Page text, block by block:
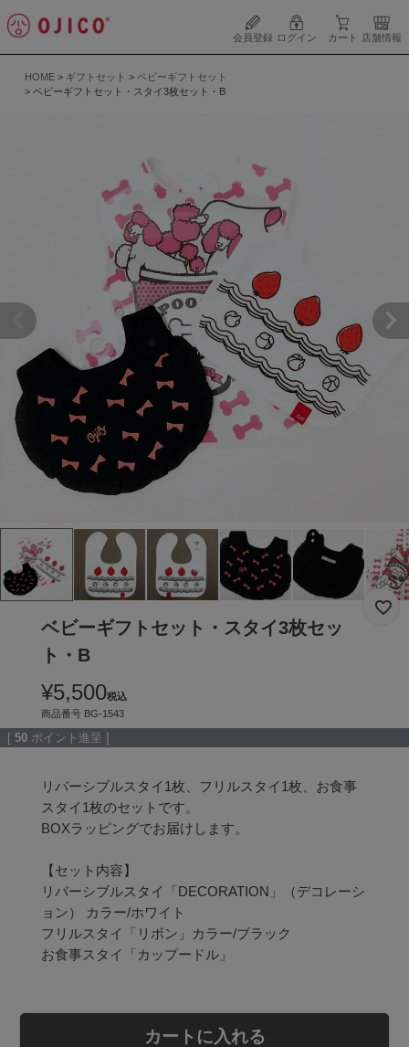
会員登録 ログイン カート 店舗情報
HOME ギフトセット
ベビーギフトセット
ベビーギフトセット・スタイ3枚セット・B
ベビーギフトセット・スタイ3枚セッ
ト・B
¥5,500税込
商品番号 BG-1543
[ 50 ポイント進呈 ]
リバーシブルスタイ1枚、フリルスタイ1枚、お食事
スタイ1枚のセットです。
BOXラッピングでお届けします。
【セット内容】
リバーシブルスタイ「DECORATION」（デコレーシ
ョン） カラー/ホワイト
フリルスタイ「リボン」カラー/ブラック
お食事スタイ「カップードル」
カートに入れる